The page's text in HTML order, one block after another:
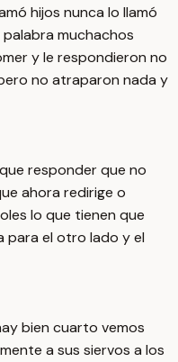
hijos nunca lo llamó
muchachos
y le respondieron no
no atraparon nada y
responder que no
ahora redirige o
lo que tienen que
para el otro lado y el
bien cuarto vemos
a sus siervos a los